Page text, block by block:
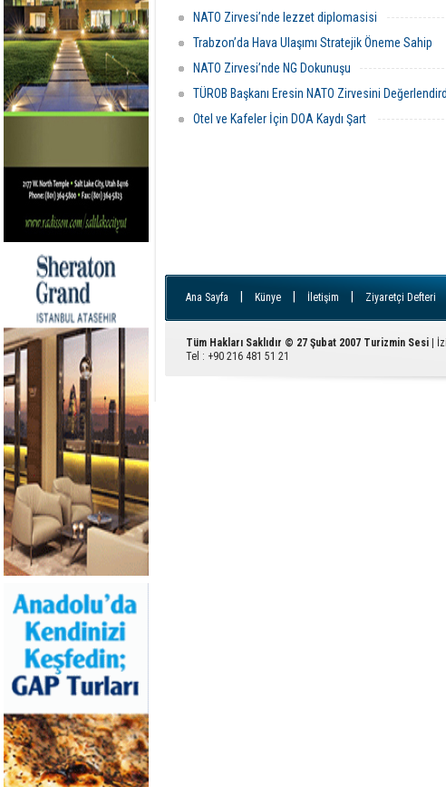
NATO Zirvesi’nde lezzet diplomasisi
Trabzon’da Hava Ulaşımı Stratejik Öneme Sahip
NATO Zirvesi’nde NG Dokunuşu
TÜROB Başkanı Eresin NATO Zirvesini
Otel ve Kafeler İçin DOA Kaydı Şart
Ana Sayfa Künye İletişim Ziyaretçi Defteri
Tüm Hakları Saklıdır © 27 Şubat 2007 Turizmin Sesi |
Tel : +90 216 481 51 21